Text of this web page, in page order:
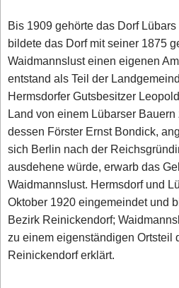
Bis 1909 gehörte das Dorf
bildete das Dorf mit seiner 1875
Waidmannslust einen eigenen
entstand als Teil der
Hermsdorfer Gutsbesitzer
Land von einem Lübarser
dessen Förster Ernst Bondick,
sich Berlin nach der
ausdehene würde, erwarb das
Waidmannslust. Hermsdorf und
Oktober 1920 eingemeindet und
Bezirk Reinickendorf;
zu einem eigenständigen Ortsteil
Reinickendorf erklärt.